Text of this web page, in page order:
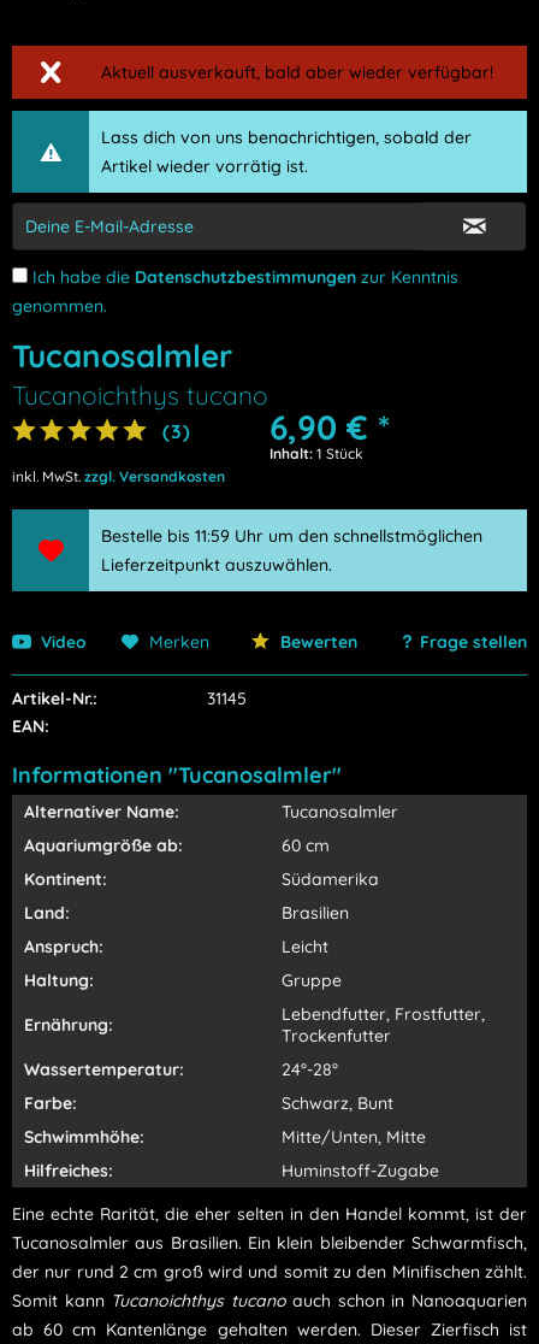
Aktuell ausverkauft, bald aber wieder verfügbar!
Lass dich von uns benachrichtigen, sobald der
Artikel wieder vorrätig ist.
Ich habe die Datenschutzbestimmungen zur Kenntnis
genommen.
Tucanosalmler
Tucanoichthys tucano
(3) 6,90 € *
Inhalt: 1 Stück
inkl. MwSt. zzgl. Versandkosten
Bestelle bis 11:59 Uhr um den schnellstmöglichen
Lieferzeitpunkt auszuwählen.
Video Merken Bewerten Frage stellen
Artikel-Nr.:
31145
EAN:
Informationen "Tucanosalmler"
Alternativer Name:
Tucanosalmler
Aquariumgröße ab:
60 cm
Kontinent:
Südamerika
Land:
Brasilien
Anspruch:
Leicht
Haltung:
Gruppe
Ernährung:
Lebendfutter, Frostfutter,
Trockenfutter
Wassertemperatur:
24°-28°
Farbe:
Schwarz, Bunt
Schwimmhöhe:
Mitte/Unten, Mitte
Hilfreiches:
Huminstoff-Zugabe
Eine echte Rarität, die eher selten in den Handel kommt, ist der
Tucanosalmler aus Brasilien. Ein klein bleibender Schwarmfisch,
der nur rund 2 cm groß wird und somit zu den Minifischen zählt.
Somit kann Tucanoichthys tucanoauch schon in Nanoaquarien
ab 60 cm Kantenlänge gehalten werden. Dieser Zierfisch ist